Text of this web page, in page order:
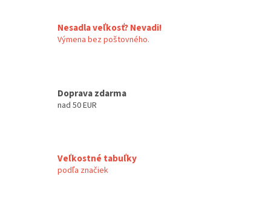
Nesadla veľkosť? Nevadi!
Výmena bez poštovného.
Doprava zdarma
nad 50 EUR
Veľkostné tabuľky
podľa značiek